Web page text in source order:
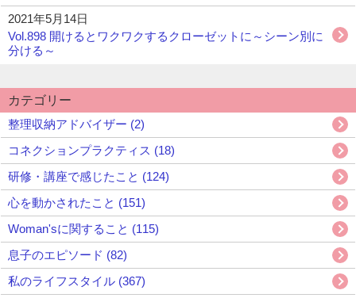
2021年5月14日
Vol.898 開けるとワクワクするクローゼットに～シーン別に
分ける～
カテゴリー
整理収納アドバイザー (2)
コネクションプラクティス (18)
研修・講座で感じたこと (124)
心を動かされたこと (151)
Woman'sに関すること (115)
息子のエピソード (82)
私のライフスタイル (367)